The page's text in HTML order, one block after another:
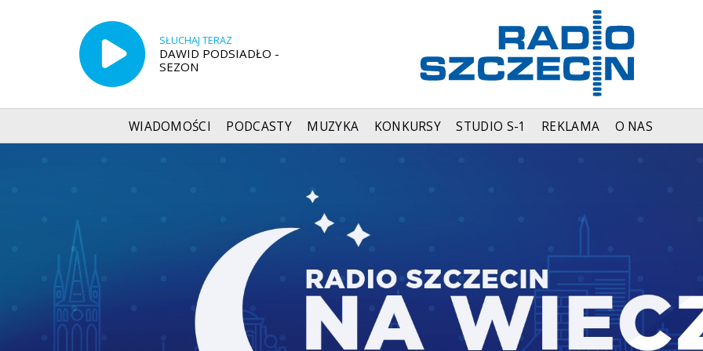
SŁUCHAJ TERAZ
DAWID PODSIADŁO -
SEZON
WIADOMOŚCI PODCASTY MUZYKA KONKURSY STUDIO S-1 REKLAMA O NAS